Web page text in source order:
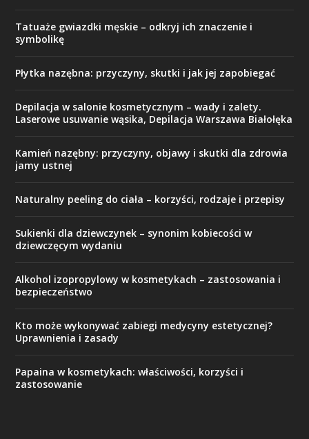
Tatuaże gwiazdki męskie – odkryj ich znaczenie i
symbolikę
Płytka nazębna: przyczyny, skutki i jak jej zapobiegać
Depilacja w salonie kosmetycznym – wady i zalety.
Laserowe usuwanie wąsika, Depilacja Warszawa Białołęka
Kamień nazębny: przyczyny, objawy i skutki dla zdrowia
jamy ustnej
Naturalny peeling do ciała – korzyści, rodzaje i przepisy
Sukienki dla dziewczynek – synonim kobiecości w
dziewczęcym wydaniu
Alkohol izopropylowy w kosmetykach – zastosowania i
bezpieczeństwo
Kto może wykonywać zabiegi medycyny estetycznej?
Uprawnienia i zasady
Papaina w kosmetykach: właściwości, korzyści i
zastosowanie